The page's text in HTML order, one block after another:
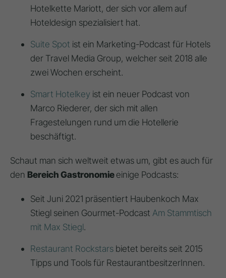
Hotelkette Mariott, der sich vor allem auf
Hoteldesign spezialisiert hat.
Suite Spot ist ein Marketing-Podcast für Hotels
der Travel Media Group, welcher seit 2018 alle
zwei Wochen erscheint.
Smart Hotelkey ist ein neuer Podcast von
Marco Riederer, der sich mit allen
Fragestelungen rund um die Hotellerie
beschäftigt.
Schaut man sich weltweit etwas um, gibt es auch für
den Bereich Gastronomieeinige Podcasts:
Seit Juni 2021 präsentiert Haubenkoch Max
Stiegl seinen Gourmet-Podcast Am Stammtisch
mit Max Stiegl.
Restaurant Rockstars bietet bereits seit 2015
Tipps und Tools für RestaurantbesitzerInnen.